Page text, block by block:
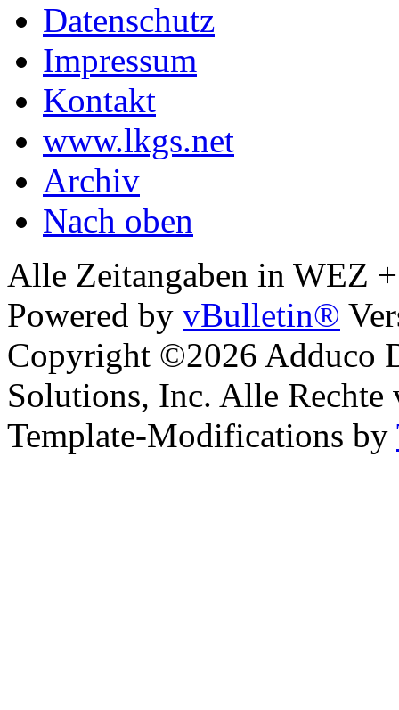
Datenschutz
Impressum
Kontakt
www.lkgs.net
Archiv
Nach oben
Alle Zeitangaben in WEZ
Powered by vBulletin®
Copyright ©2026 Adduco
Solutions, Inc. Alle Rechte
Template-Modifications by